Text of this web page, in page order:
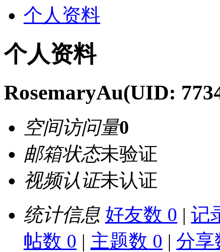
个人资料
个人资料
RosemaryAu(UID:
空间访问量0
邮箱状态未验证
视频认证未认证
统计信息 好友数 0 | 记
帖数 0 | 主题数 0 | 分享